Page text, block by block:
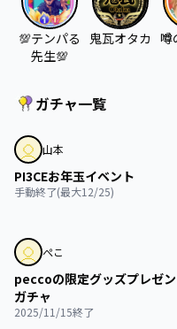
💯テンパる
先生💯
鬼瓦オタカ 噂
ガチャ一覧
終了山本
PI3CEお年玉イベント
手動終了(最大12/25)
終了ぺこ
peccoの限定グッズプレゼ
ガチャ
2025/11/15終了